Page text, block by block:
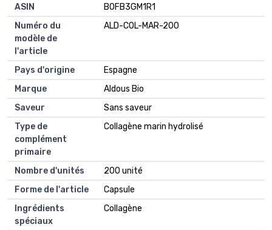
ASIN
B0FB3GM1R1
Numéro du
modèle de
l'article
ALD-COL-MAR-200
Pays d'origine
Espagne
Marque
Aldous Bio
Saveur
Sans saveur
Type de
complément
primaire
Collagène marin hydrolisé
Nombre d'unités
200 unité
Forme de l'article
Capsule
Ingrédients
spéciaux
Collagène